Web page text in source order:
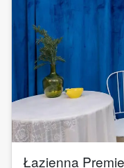
Łazienna